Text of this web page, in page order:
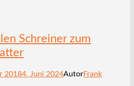
Schreiner zum
20184. Juni 2024AutorFrank